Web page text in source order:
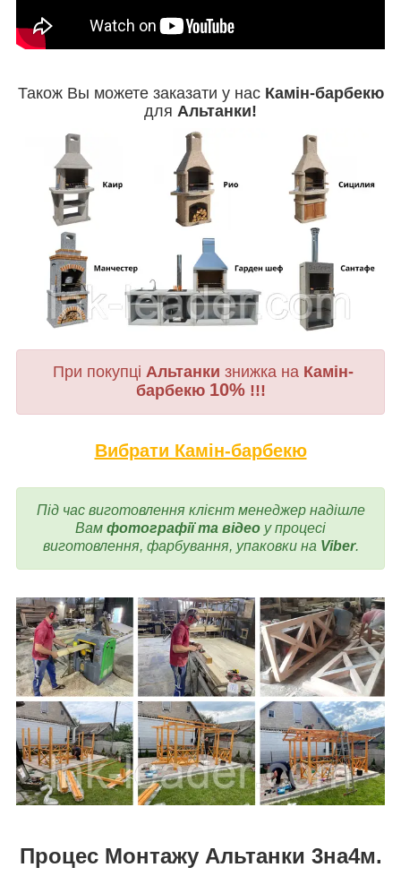
Також Вы можете заказати у нас Камін-барбекю
для Альтанки!
При покупці Альтанки знижка на Камін-
барбекю 10%!!!
Вибрати Камін-барбекю
Під час виготовлення клієнт менеджер надішле
Вам фотографії та відео у процесі
виготовлення, фарбування, упаковки на Viber.
Процес Монтажу Альтанки 3на4м.